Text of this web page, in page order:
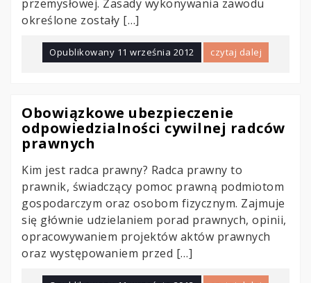
przemysłowej. Zasady wykonywania zawodu
określone zostały […]
Opublikowany 11 września 2012 czytaj dalej
Obowiązkowe ubezpieczenie
odpowiedzialności cywilnej radców
prawnych
Kim jest radca prawny? Radca prawny to
prawnik, świadczący pomoc prawną podmiotom
gospodarczym oraz osobom fizycznym. Zajmuje
się głównie udzielaniem porad prawnych, opinii,
opracowywaniem projektów aktów prawnych
oraz występowaniem przed […]